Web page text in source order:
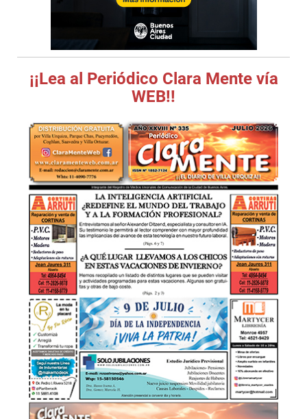
¡¡Lea al Periódico Clara Mente vía
WEB!!